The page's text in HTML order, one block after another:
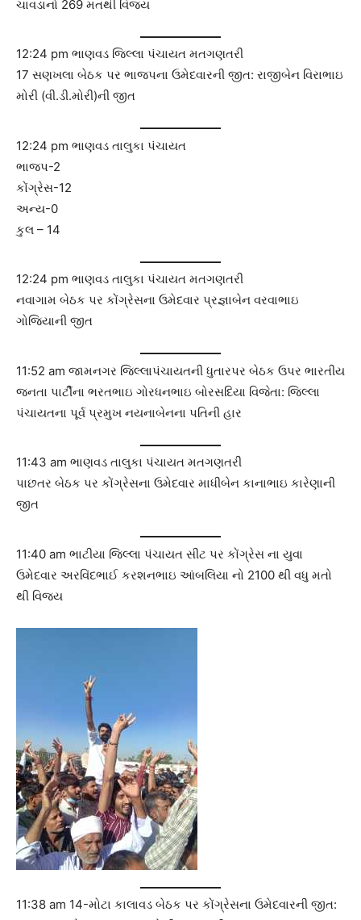
ચાવડાનો 269 મતથી વિજય
12:24 pm ભાણવડ જિલ્લા પંચાયત મતગણતરી
17 સણખલા બેઠક પર ભાજપના ઉમેદવારની જીત: રાજીબેન વિરાભાઇ
મોરી (વી.ડી.મોરી)ની જીત
12:24 pm ભાણવડ તાલુકા પંચાયત
ભાજપ-2
કોંગ્રેસ-12
અન્ય-0
કુલ – 14
12:24 pm ભાણવડ તાલુકા પંચાયત મતગણતરી
નવાગામ બેઠક પર કોંગ્રેસના ઉમેદવાર પ્રજ્ઞાબેન વરવાભાઇ
ગોજિયાની જીત
11:52 am જામનગર જિલ્લાપંચાયતની ધુતારપર બેઠક ઉપર ભારતીય
જનતા પાર્ટીના ભરતભાઇ ગોરધનભાઇ બોરસદિયા વિજેતા: જિલ્લા
પંચાયતના પૂર્વ પ્રમુખ નયનાબેનના પતિની હાર
11:43 am ભાણવડ તાલુકા પંચાયત મતગણતરી
પાછતર બેઠક પર કોંગ્રેસના ઉમેદવાર માધીબેન કાનાભાઇ કારેણાની
જીત
11:40 am ભાટીયા જિલ્લા પંચાયત સીટ પર કોંગ્રેસ ના યુવા
ઉમેદવાર અરવિંદભાઈ કરશનભાઇ આંબલિયા નો 2100 થી વધુ મતો
થી વિજય
11:38 am 14-મોટા કાલાવડ બેઠક પર કોંગ્રેસના ઉમેદવારની જીત: